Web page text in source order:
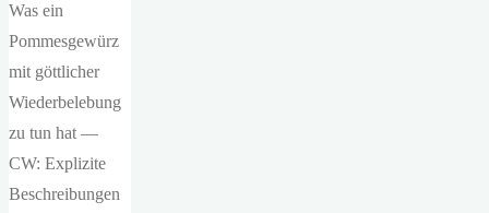
Was ein
Pommesgewürz
mit göttlicher
Wiederbelebung
zu tun hat —
CW: Explizite
Beschreibungen